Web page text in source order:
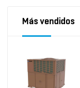
Más vendidos